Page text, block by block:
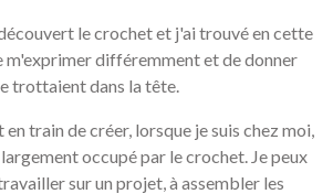
le crochet et j'ai trouvé en cette
m'exprimer différemment et de donner
trottaient dans la tête.
en train de créer, lorsque je suis chez moi,
occupé par le crochet. Je peux
sur un projet, à assembler les